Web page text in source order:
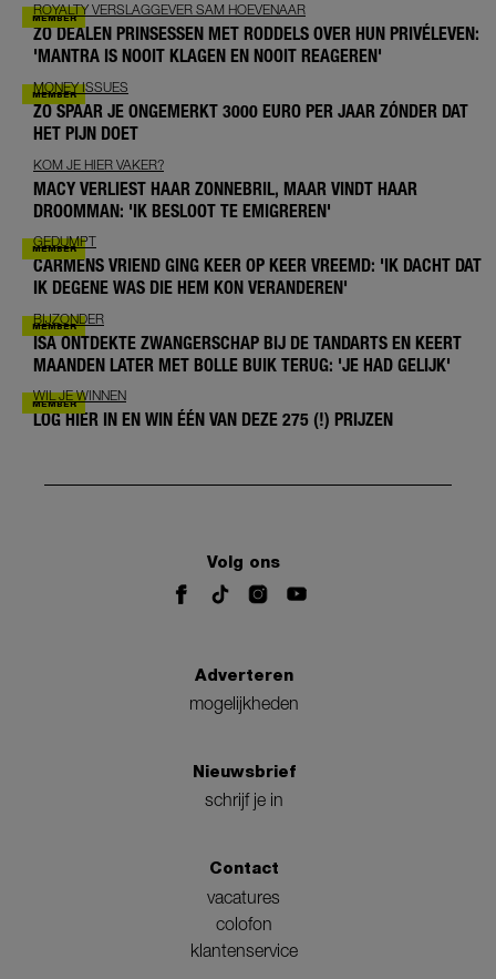
ROYALTY VERSLAGGEVER SAM HOEVENAAR
ZO DEALEN PRINSESSEN MET RODDELS OVER HUN PRIVÉLEVEN:
'MANTRA IS NOOIT KLAGEN EN NOOIT REAGEREN'
MONEY ISSUES
ZO SPAAR JE ONGEMERKT 3000 EURO PER JAAR ZÓNDER DAT
HET PIJN DOET
KOM JE HIER VAKER?
MACY VERLIEST HAAR ZONNEBRIL, MAAR VINDT HAAR
DROOMMAN: 'IK BESLOOT TE EMIGREREN'
GEDUMPT
CARMENS VRIEND GING KEER OP KEER VREEMD: 'IK DACHT DAT
IK DEGENE WAS DIE HEM KON VERANDEREN'
BIJZONDER
ISA ONTDEKTE ZWANGERSCHAP BIJ DE TANDARTS EN KEERT
MAANDEN LATER MET BOLLE BUIK TERUG: 'JE HAD GELIJK'
WIL JE WINNEN
LOG HIER IN EN WIN ÉÉN VAN DEZE 275 (!) PRIJZEN
Volg ons
Adverteren
mogelijkheden
Nieuwsbrief
schrijf je in
Contact
vacatures
colofon
klantenservice